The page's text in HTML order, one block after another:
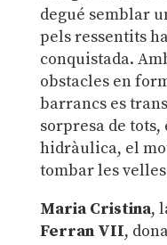
degué semblar
pels ressentits
conquistada.
obstacles en
barrancs es
sorpresa de tots,
hidràulica, el
tombar les
Maria Cristina,
Ferran VII,